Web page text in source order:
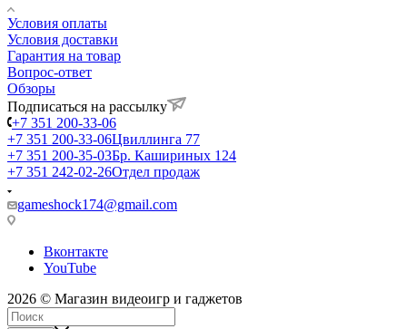
Условия оплаты
Условия доставки
Гарантия на товар
Вопрос-ответ
Обзоры
Подписаться на рассылку
+7 351 200-33-06
+7 351 200-33-06Цвиллинга 77
+7 351 200-35-03Бр. Кашириных 124
+7 351 242-02-26Отдел продаж
gameshock174@gmail.com
Вконтакте
YouTube
2026 © Магазин видеоигр и гаджетов